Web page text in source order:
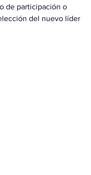
de participación o
del nuevo líder